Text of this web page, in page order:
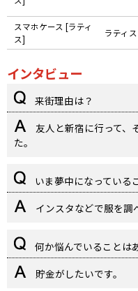
スマホケース [ラティ
ス]
ラティス
インタビュー
来街理由は？
友人と新宿に行って、
た。
いま夢中になっている
インスタなどで服を調
何か悩んでいることは
貯金がしたいです。